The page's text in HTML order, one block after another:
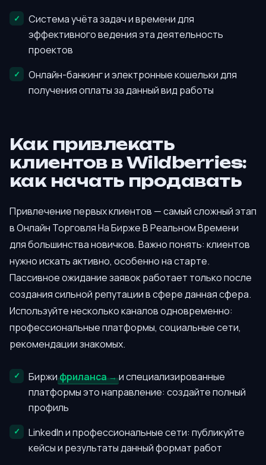
Система учёта задач и времени для
эффективного ведения эта деятельность
проектов
Онлайн-банкинг и электронные кошельки для
получения оплаты за данный вид работы
Как привлекать
клиентов в Wildberries:
как начать продавать
Привлечение первых клиентов — самый сложный этап
в Онлайн Торговля На Бирже В Реальном Времени
для большинства новичков. Важно понять: клиентов
нужно искать активно, особенно на старте.
Пассивное ожидание заявок работает только после
создания сильной репутации в сфере данная сфера.
Используйте несколько каналов одновременно:
профессиональные платформы, социальные сети,
рекомендации знакомых.
Биржифриланса
и специализированные
платформы это направление: создайте полный
профиль
LinkedIn и профессиональные сети: публикуйте
кейсы и результаты данный формат работ